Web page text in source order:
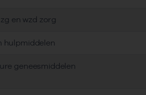
en wzd zorg
hulpmiddelen
geneesmiddelen